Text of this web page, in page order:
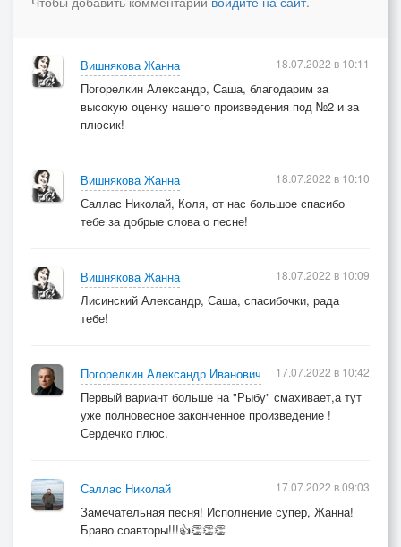
Вишнякова Жанна
Погорелкин Александр, Саша, благодарим за
высокую оценку нашего произведения под №2 и за
плюсик!
18.07.2022 в 10:11
Вишнякова Жанна
Саллас Николай, Коля, от нас большое спасибо
тебе за добрые слова о песне!
18.07.2022 в 10:10
Вишнякова Жанна
Лисинский Александр, Саша, спасибочки, рада
тебе!
18.07.2022 в 10:09
Погорелкин Александр Иванович
Первый вариант больше на "Рыбу" смахивает,а тут
уже полновесное законченное произведение !
Сердечко плюс.
17.07.2022 в 10:42
Саллас Николай
Замечательная песня! Исполнение супер, Жанна!
Браво соавторы!!!👍👏👏👏
17.07.2022 в 09:03